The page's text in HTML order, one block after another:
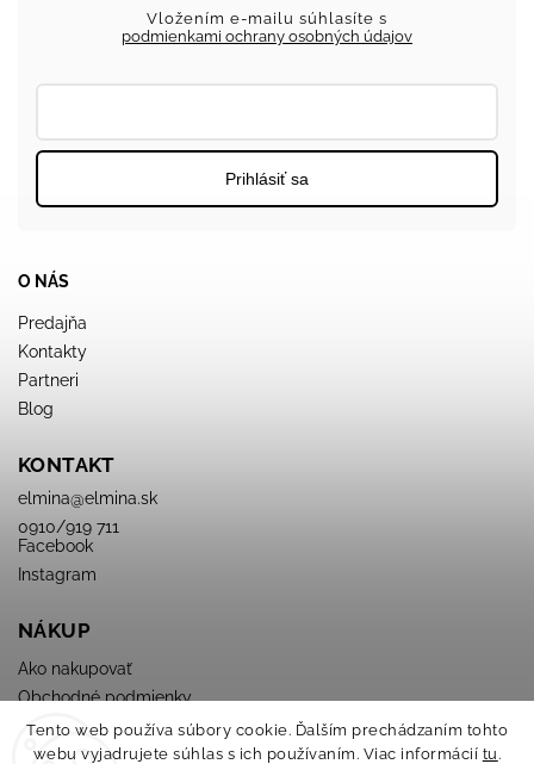
Tento web používa súbory cookie. Ďalším prechádzaním tohto
webu vyjadrujete súhlas s ich používaním. Viac informácií tu.
O NÁS
Predajňa
Kontakty
Partneri
Blog
KONTAKT
elmina@elmina.sk
0910/919 711
Facebook
Instagram
NÁKUP
Ako nakupovať
Obchodné podmienky
Podmienky ochrany osobných údajov
Vložením e-mailu súhlasíte s
podmienkami ochrany osobných údajov
Prihlásiť sa